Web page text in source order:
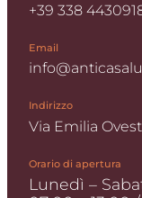
+39 338
Email
Indirizzo
Via Emilia
Orario di apertura
Lunedì –